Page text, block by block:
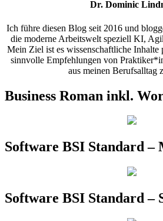
Dr. Dominic
Ich führe diesen Blog seit 2016 und
die moderne Arbeitswelt speziell KI,
Mein Ziel ist es wissenschaftliche Inhalte
sinnvolle Empfehlungen von
aus meinen Berufsalltag
Business Roman inkl.
Software BSI Standard –
Software BSI Standard –